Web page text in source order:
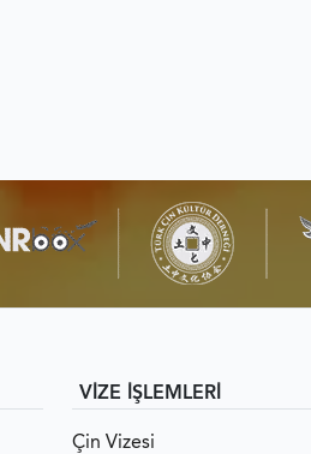
VİZE İŞLEMLERİ
Çin Vizesi